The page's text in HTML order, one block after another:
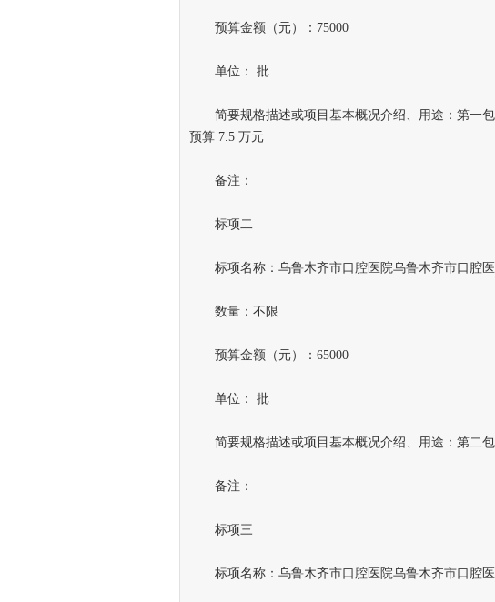
预算金额（元）：75000
单位： 批
简要规格描述或项目基本概况介绍、用途：第一包
预算 7.5 万元
备注：
标项二
标项名称：乌鲁木齐市口腔医院乌鲁木齐市口腔医
数量：不限
预算金额（元）：65000
单位： 批
简要规格描述或项目基本概况介绍、用途：第二包
备注：
标项三
标项名称：乌鲁木齐市口腔医院乌鲁木齐市口腔医